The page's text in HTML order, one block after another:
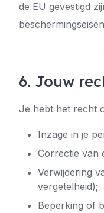
de EU gevestigd
6. Jouw
Je hebt het recht
Inzage in je
Correctie van
Verwijdering
vergetelheid);
Beperking of